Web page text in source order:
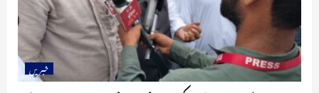
خبریں